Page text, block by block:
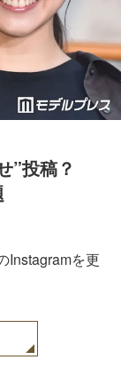
”投稿？
Instagramを更